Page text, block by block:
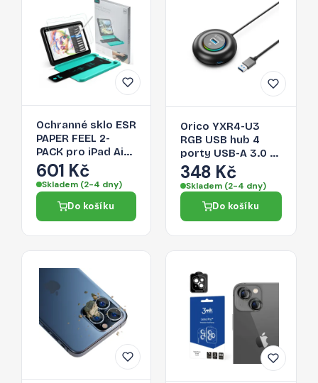
Ochranné sklo ESR
PAPER FEEL 2-
PACK pro iPad Air
13" (1 / 2 / 3 2024-
2026) - clear
601 Kč
Skladem (2-4 dny)
Do košíku
Orico YXR4-U3
RGB USB hub 4
porty USB-A 3.0 s
audio/mikrofonním
portem 0,3 m –
černý
348 Kč
Skladem (2-4 dny)
Do košíku